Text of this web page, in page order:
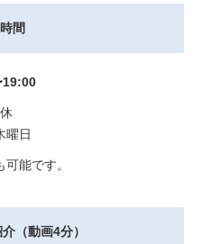
間
19:00
曜日
能です。
（動画4分）